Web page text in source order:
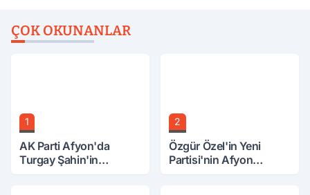
ÇOK OKUNANLAR
1
AK Parti Afyon'da
Turgay Şahin'in
2
Özgür Özel'in Yeni
Partisi'nin Afyon